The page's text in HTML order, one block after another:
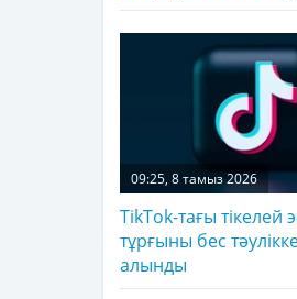
09:25, 8 тамыз 2026
TikTok-тағы тікелей
тұрғыны бес
алынды